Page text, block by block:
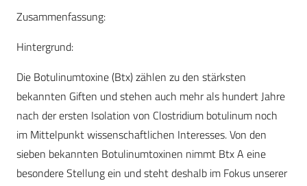
Zusammenfassung:
Hintergrund:
Die Botulinumtoxine (Btx) zählen zu den stärksten
bekannten Giften und stehen auch mehr als hundert Jahre
nach der ersten Isolation von Clostridium botulinum noch
im Mittelpunkt wissenschaftlichen Interesses. Von den
sieben bekannten Botulinumtoxinen nimmt Btx A eine
besondere Stellung ein und steht deshalb im Fokus unserer